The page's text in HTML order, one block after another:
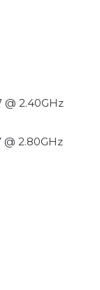
@ 2.40GHz
@ 2.80GHz